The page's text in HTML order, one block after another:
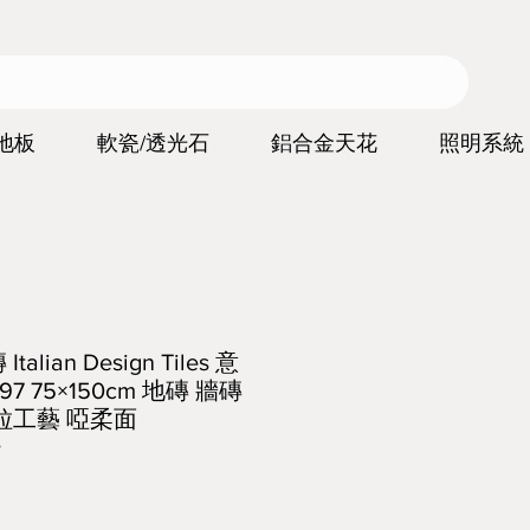
板 軟瓷/透光石 鋁合金天花 照明系統
Italian Design Tiles 意
75×150cm 地磚 牆磚
工藝 啞柔面